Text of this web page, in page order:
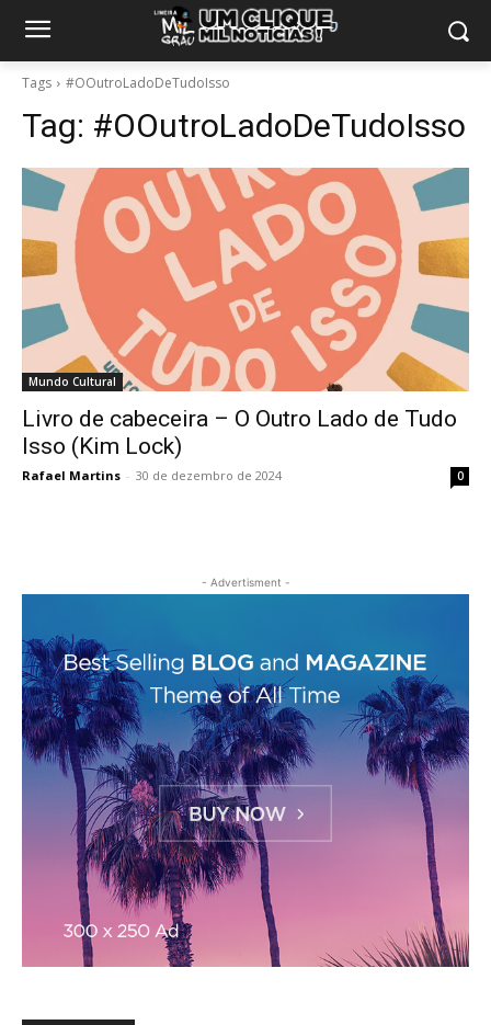
Tags #OOutroLadoDeTudoIsso
Tag: #OOutroLadoDeTudoIsso
Mundo Cultural
Livro de cabeceira – O Outro Lado de Tudo
Isso (Kim Lock)
Rafael Martins - 30 de dezembro de 2024 0
- Advertisment -